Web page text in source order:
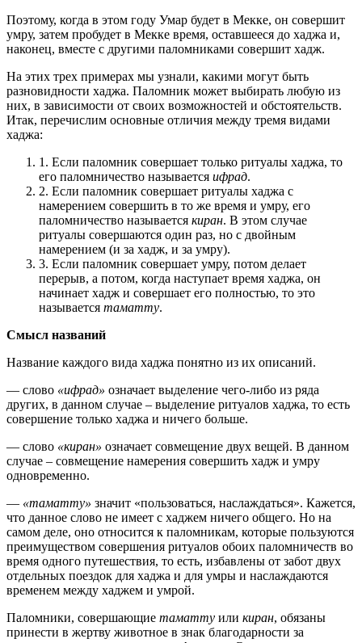
Поэтому, когда в этом году Умар будет в Мекке, он совершит
умру, затем пробудет в Мекке время, оставшееся до хаджа и,
наконец, вместе с другими паломниками совершит хадж.
На этих трех примерах мы узнали, какими могут быть
разновидности хаджа. Паломник может выбирать любую из
них, в зависимости от своих возможностей и обстоятельств.
Итак, перечислим основные отличия между тремя видами
хаджа:
1. Если паломник совершает только ритуалы хаджа, то
его паломничество называется ифрад.
2. Если паломник совершает ритуалы хаджа с
намерением совершить в то же время и умру, его
паломничество называется киран. В этом случае
ритуалы совершаются один раз, но с двойным
намерением (и за хадж, и за умру).
3. Если паломник совершает умру, потом делает
перерыв, а потом, когда наступает время хаджа, он
начинает хадж и совершает его полностью, то это
называется таматту.
Смысл названий
Название каждого вида хаджа понятно из их описаний.
— слово «ифрад» означает выделение чего-либо из ряда
других, в данном случае – выделение ритуалов хаджа, то есть
совершение только хаджа и ничего больше.
— слово «киран» означает совмещение двух вещей. В данном
случае – совмещение намерения совершить хадж и умру
одновременно.
— «таматту» значит «пользоваться, наслаждаться». Кажется,
что данное слово не имеет с хаджем ничего общего. Но на
самом деле, оно относится к паломникам, которые пользуются
преимуществом совершения ритуалов обоих паломничеств во
время одного путешествия, то есть, избавлены от забот двух
отдельных поездок для хаджа и для умры и наслаждаются
временем между хаджем и умрой.
Паломники, совершающие таматту или киран, обязаны
принести в жертву животное в знак благодарности за